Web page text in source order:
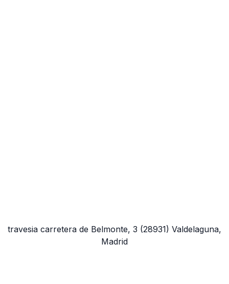
travesia carretera de Belmonte, 3 (28931) Valdelaguna,
Madrid